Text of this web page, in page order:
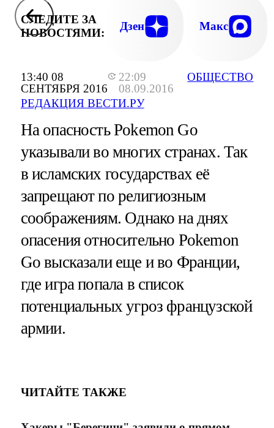
13:40 08
СЕНТЯБРЯ 2016
22:09
08.09.2016
РЕДАКЦИЯ ВЕСТИ.РУ
ОБЩЕСТВО
СЛЕДИТЕ ЗА
НОВОСТЯМИ:
Дзен Макс
На опасность Pokemon Go
указывали во многих странах. Так
в исламских государствах её
запрещают по религиозным
соображениям. Однако на днях
опасения относительно Pokemon
Go высказали еще и во Франции,
где игра попала в список
потенциальных угроз французской
армии.
ЧИТАЙТЕ ТАКЖЕ